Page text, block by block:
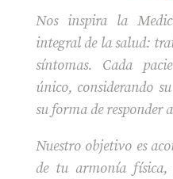
Nos inspira la
integral de la salud:
síntomas. Cada
único, considerando
su forma de responder
Nuestro objetivo es
de tu armonía física,